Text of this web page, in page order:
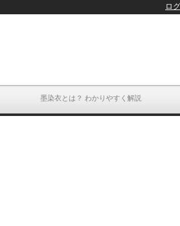
墨染衣とは？ わかりやすく解説
ロ